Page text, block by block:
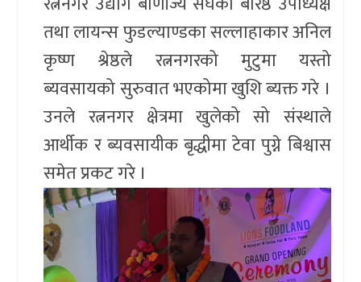
तथा लायन्स फुडल्याण्डका सल्लाहाकार अनिल
कृष्ण श्रेष्ठले रत्ननगरको मुटुमा यस्तो
ब्यवसायको सुरुवात भएकोमा खुशि ब्यक्त गरे ।
उनले रत्ननगर क्षेत्रमा खुलेको सो संस्थाले
आर्थीक र ब्यवसायीक बृद्धीमा टेवा पुग्ने बिश्वास
समेत प्रकट गरे ।